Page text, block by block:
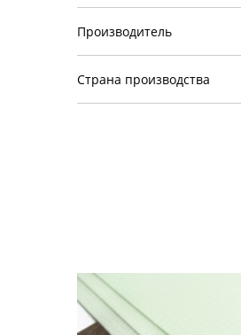
Производитель
Страна производства